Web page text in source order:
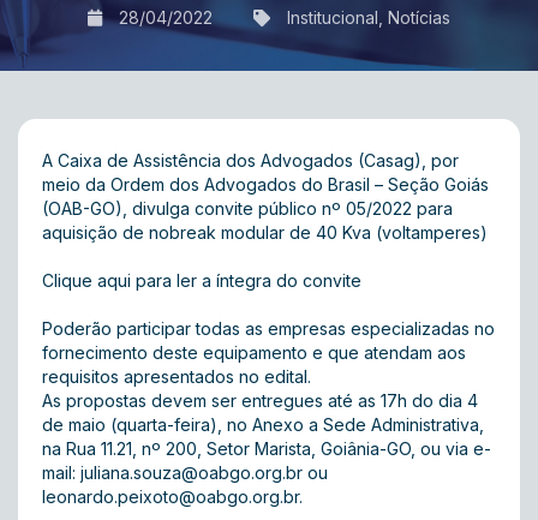
28/04/2022 Institucional Notícias
A Caixa de Assistência dos Advogados (Casag), por
meio da Ordem dos Advogados do Brasil – Seção Goiás
(OAB-GO), divulga convite público nº 05/2022 para
aquisição de nobreak modular de 40 Kva (voltamperes)
Clique aqui para ler a íntegra do convite
Poderão participar todas as empresas especializadas no
fornecimento deste equipamento e que atendam aos
requisitos apresentados no edital.
As propostas devem ser entregues até as 17h do dia 4
de maio (quarta-feira), no Anexo a Sede Administrativa,
na Rua 11.21, nº 200, Setor Marista, Goiânia-GO, ou via e-
mail: juliana.souza@oabgo.org.br ou
leonardo.peixoto@oabgo.org.br.